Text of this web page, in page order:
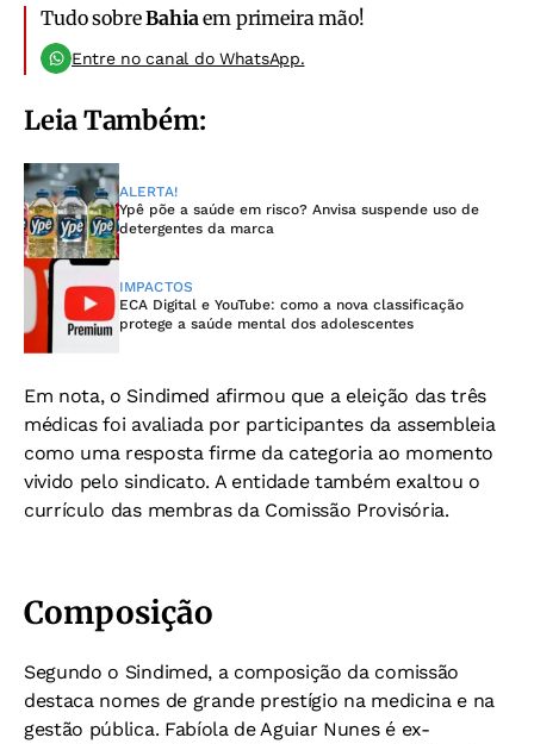
Tudo sobreBahiaem primeira mão!
Entre no canal do WhatsApp.
Leia Também:
ALERTA!
Ypê põe a saúde em risco? Anvisa suspende uso de
detergentes da marca
IMPACTOS
ECA Digital e YouTube: como a nova classificação
protege a saúde mental dos adolescentes
Em nota, o Sindimed afirmou que a eleição das três
médicas foi avaliada por participantes da assembleia
como uma resposta firme da categoria ao momento
vivido pelo sindicato. A entidade também exaltou o
currículo das membras da Comissão Provisória.
Composição
Segundo o Sindimed, a composição da comissão
destaca nomes de grande prestígio na medicina e na
gestão pública. Fabíola de Aguiar Nunes é ex-